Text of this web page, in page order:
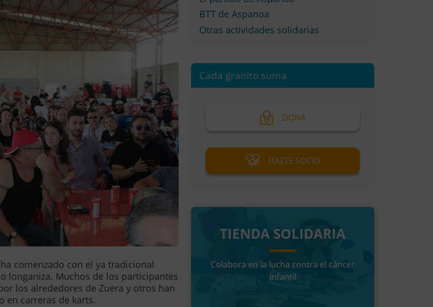
comenzado con el ya tradicional
longaniza. Muchos de los participantes
los alrededores de Zuera y otros han
carreras de karts.
BTT de Aspanoa
Otras actividades solidarias
Cada granito suma
DONA
HAZTE SOCIO
TIENDA SOLIDARIA
Colabora en la lucha contra el cáncer
infantil